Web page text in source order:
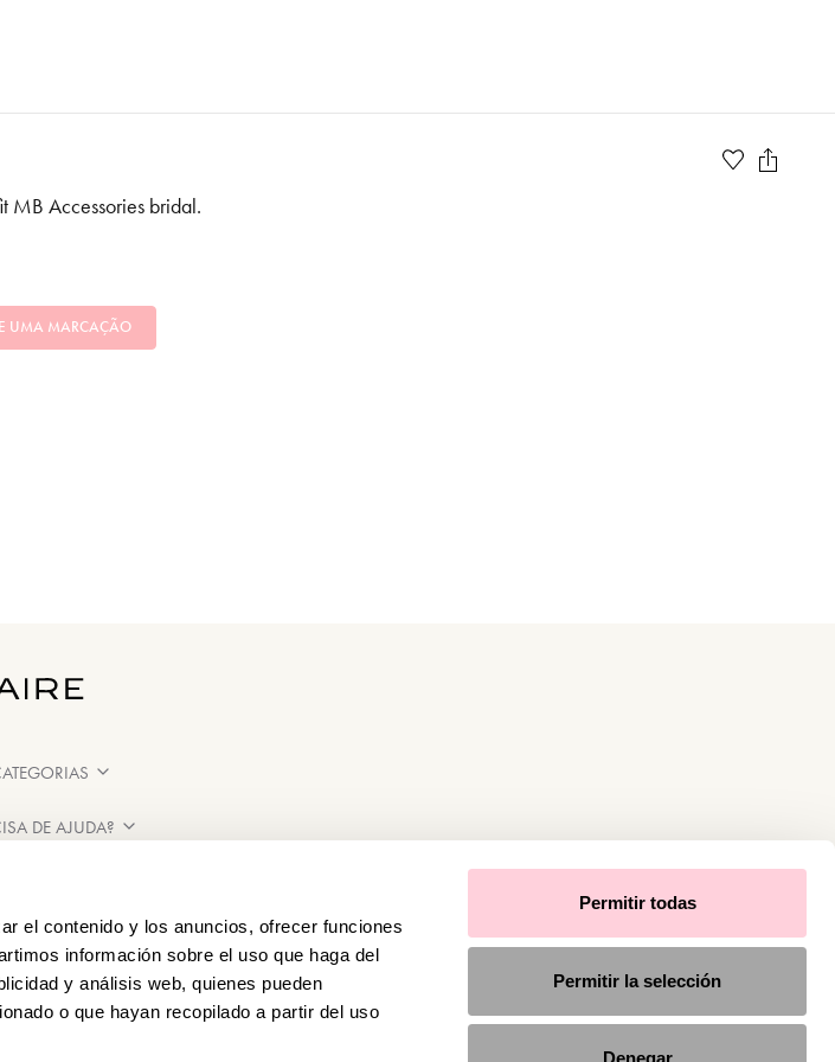
el contenido y los anuncios, ofrecer funciones
información sobre el uso que haga del
y análisis web, quienes pueden
o que hayan recopilado a partir del uso
Permitir todas
Permitir la selección
Denegar
MB Accessories bridal.
UMA MARCAÇÃO
DE AJUDA?